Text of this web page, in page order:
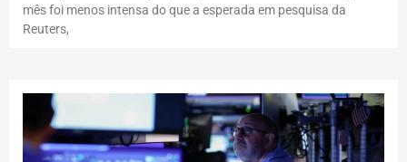
mês foi menos intensa do que a esperada em pesquisa da
Reuters,